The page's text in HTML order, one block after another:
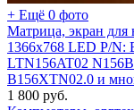
+ Ещё 0 фото
Матрица, экран для
1366x768 LED P/N:
LTN156AT02
B156XTN02.0 и
1 800 руб.